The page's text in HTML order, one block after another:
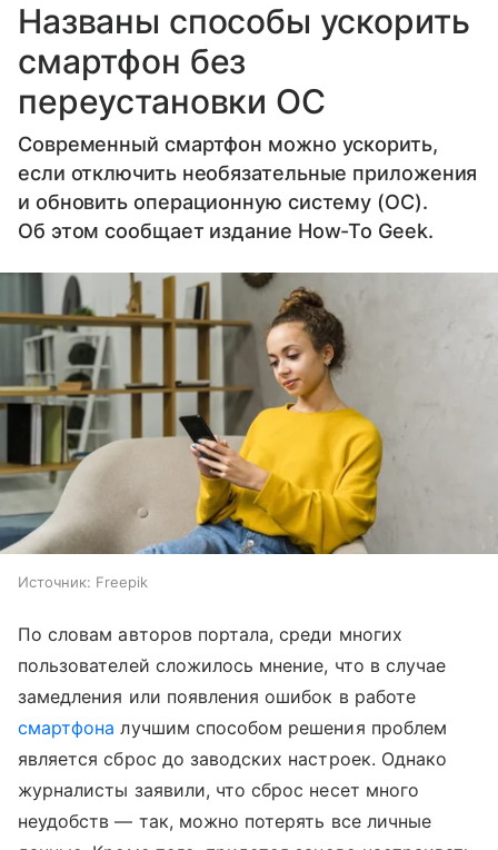
Названы способы ускорить
смартфон без
переустановки ОС
Современный смартфон можно ускорить,
если отключить необязательные приложения
и обновить операционную систему (ОС).
Об этом сообщает издание How-To Geek.
Источник: Freepik
По словам авторов портала, среди многих
пользователей сложилось мнение, что в случае
замедления или появления ошибок в работе
смартфона лучшим способом решения проблем
является сброс до заводских настроек. Однако
журналисты заявили, что сброс несет много
неудобств — так, можно потерять все личные